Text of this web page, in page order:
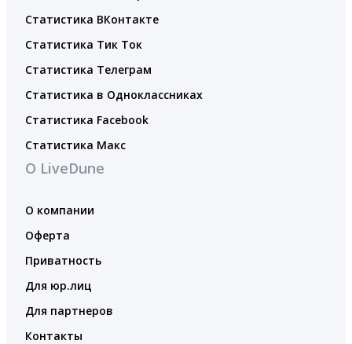
Статистика ВКонтакте
Статистика Тик Ток
Статистика Телеграм
Статистика в Одноклассниках
Статистика Facebook
Статистика Макс
О LiveDune
О компании
Оферта
Приватность
Для юр.лиц
Для партнеров
Контакты